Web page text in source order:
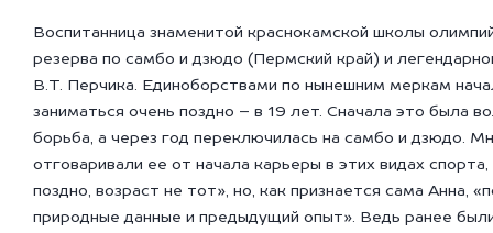
Воспитанница знаменитой краснокамской школы
резерва по самбо и дзюдо (Пермский край) и
В.Т. Перчика. Единоборствами по нынешним меркам
заниматься очень поздно – в 19 лет. Сначала это была
борьба, а через год переключилась на самбо и дзюдо.
отговаривали ее от начала карьеры в этих видах
поздно, возраст не тот», но, как признается сама Анна,
природные данные и предыдущий опыт». Ведь ранее